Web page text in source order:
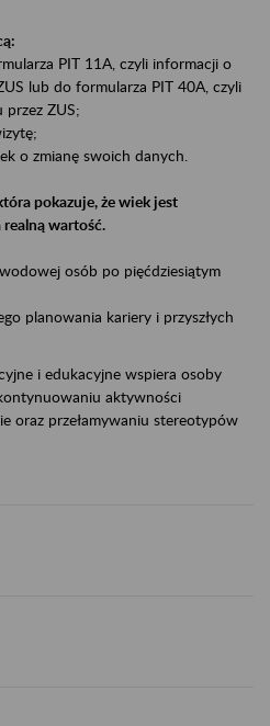
PIT 11A, czyli informacji o
lub do formularza PIT 40A, czyli
przez ZUS;
o zmianę swoich danych.
pokazuje, że wiek jest
wartość.
osób po pięćdziesiątym
planowania kariery i przyszłych
i edukacyjne wspiera osoby
aktywności
oraz przełamywaniu stereotypów